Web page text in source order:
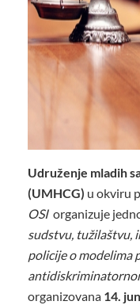
Udruženje mladih
(UMHCG) u okviru
OSI organizuje
sudstvu, tužilaštvu,
policije o modelima
organizovana 14.